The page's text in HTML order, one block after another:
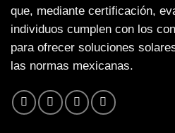
que, mediante certificación,
individuos cumplen con los
para ofrecer soluciones
las normas mexicanas.